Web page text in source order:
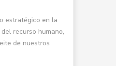
estratégico en la
recurso humano,
de nuestros